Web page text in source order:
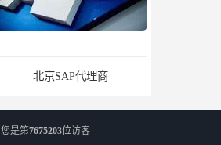
sap系统一套系统价格
您是第7675203位访客